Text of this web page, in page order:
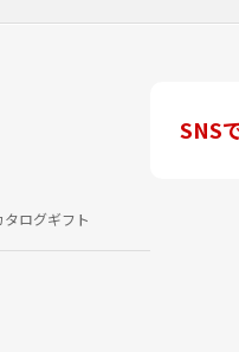
ログギフト
SNS